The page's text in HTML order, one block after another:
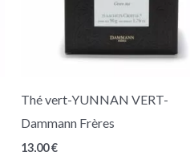
Thé vert-YUNNAN VERT-
Dammann Frères
13,00€